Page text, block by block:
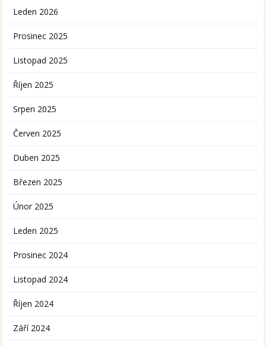
Leden 2026
Prosinec 2025
Listopad 2025
Říjen 2025
Srpen 2025
Červen 2025
Duben 2025
Březen 2025
Únor 2025
Leden 2025
Prosinec 2024
Listopad 2024
Říjen 2024
Září 2024